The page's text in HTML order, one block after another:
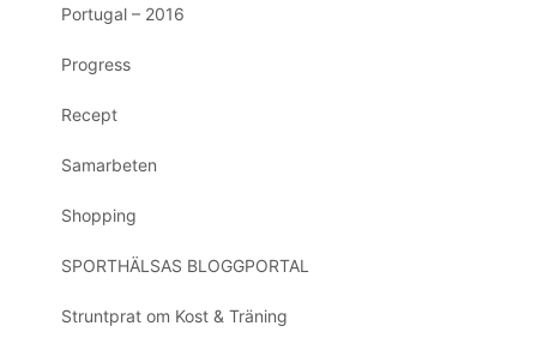
Portugal – 2016
Progress
Recept
Samarbeten
Shopping
SPORTHÄLSAS BLOGGPORTAL
Struntprat om Kost & Träning